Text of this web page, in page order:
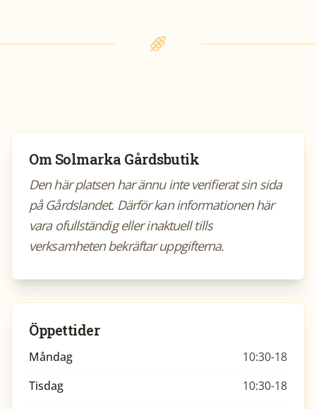
OmSolmarka Gårdsbutik
Den här platsen har ännu inte verifierat sin sida
på Gårdslandet. Därför kan informationen här
vara ofullständig eller inaktuell tills
verksamheten bekräftar uppgifterna.
Öppettider
Måndag
10:30-18
Tisdag
10:30-18